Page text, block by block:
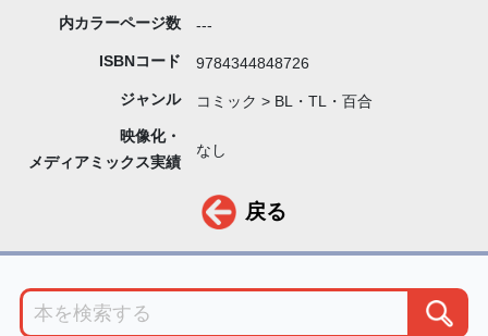
内カラーページ数 ---
ISBNコード 9784344848726
ジャンル コミック > BL・TL・百合
映像化・
メディアミックス実績
なし
戻る